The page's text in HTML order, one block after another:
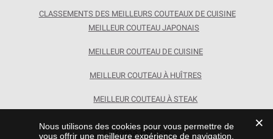
CLASSEMENTS DES MEILLEURS COUTEAUX DE CUISINE
MEILLEUR COUTEAU JAPONAIS
MEILLEUR COUTEAU DE CUISINE
MEILLEUR COUTEAU À HUÎTRES
MEILLEUR COUTEAU À STEAK
Chroma France
Nous utilisons des cookies pour vous permettre de
vous offrir une meilleure expérience de navigation,